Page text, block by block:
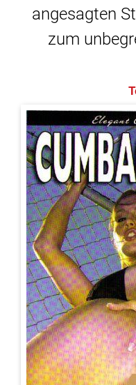
angesagten
zum